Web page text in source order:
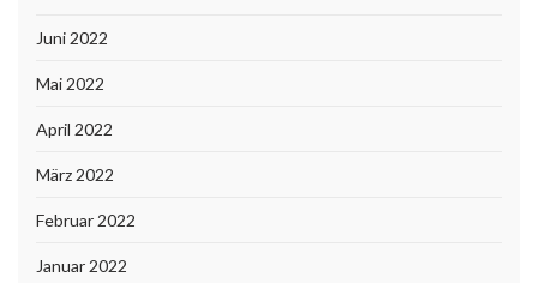
Juni 2022
Mai 2022
April 2022
März 2022
Februar 2022
Januar 2022